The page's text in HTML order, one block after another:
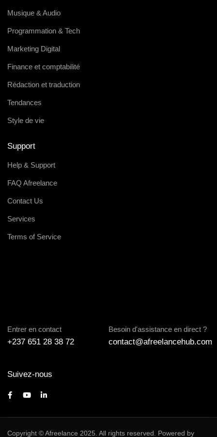
Musique & Audio
Programmation & Tech
Marketing Digital
Finance et comptabilité
Rédaction et traduction
Tendances
Style de vie
Support
Help & Support
FAQ Afreelance
Contact Us
Services
Terms of Service
Entrer en contact
+237 651 28 38 72
Besoin d'assistance en direct ?
contact@afreelancehub.com
Suivez-nous
Copyright © Afreelance 2025. All rights reserved. Powered by